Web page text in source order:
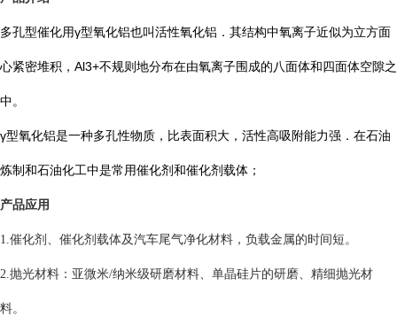
多孔型催化用γ型氧化铝也叫活性氧化铝．其结构中氧离子近似为立方面
心紧密堆积，Al3+不规则地分布在由氧离子围成的八面体和四面体空隙之
中。
γ型氧化铝是一种多孔性物质，比表面积大，活性高吸附能力强．在石油
炼制和石油化工中是常用催化剂和催化剂载体；
产品应用
1.催化剂、催化剂载体及汽车尾气净化材料，负载金属的时间短。
2.抛光材料：亚微米/纳米级研磨材料、单晶硅片的研磨、精细抛光材
料。